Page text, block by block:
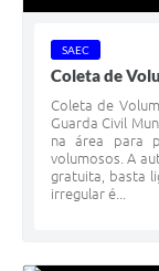
SAEC
Coleta de
Coleta de
Guarda Civil
na área para
volumosos. A
gratuita, basta
irregular é...